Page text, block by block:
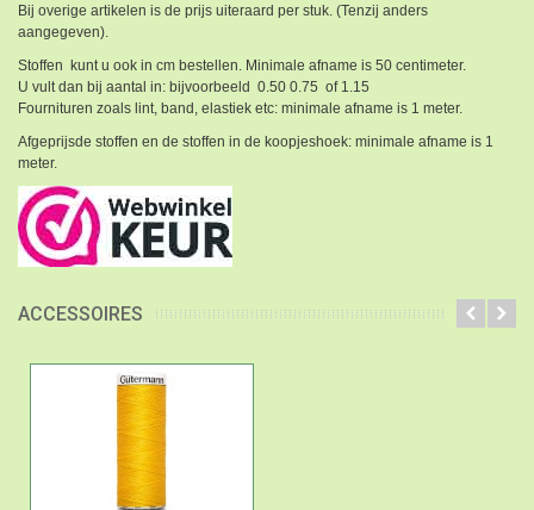
Bij overige artikelen is de prijs uiteraard per stuk. (Tenzij anders
aangegeven).
Stoffen kunt u ook in cm bestellen. Minimale afname is 50 centimeter.
U vult dan bij aantal in: bijvoorbeeld 0.50 0.75 of 1.15
Fournituren zoals lint, band, elastiek etc: minimale afname is 1 meter.
Afgeprijsde stoffen en de stoffen in de koopjeshoek: minimale afname is 1
meter.
ACCESSOIRES